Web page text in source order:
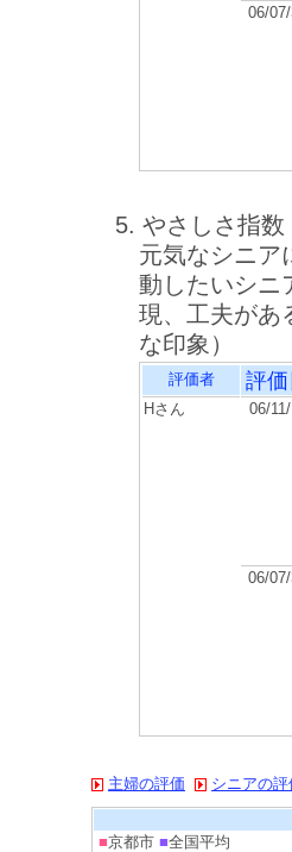
06/
5. やさしさ指数
元気なシニア
動したいシニ
現、工夫があ
な印象）
評価者 評
Hさん 06/
06/
主婦の評価 シニアの評
■京都市 ■全国平均